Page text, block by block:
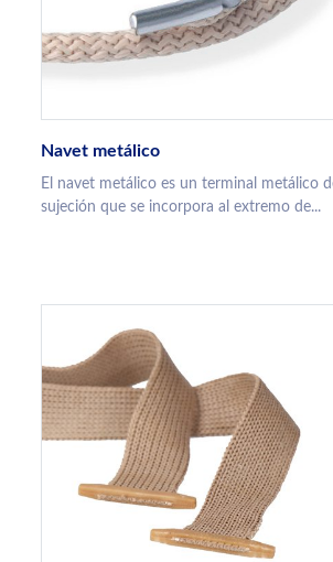
Navet metálico
El navet metálico es un terminal metálico
sujeción que se incorpora al extremo de...